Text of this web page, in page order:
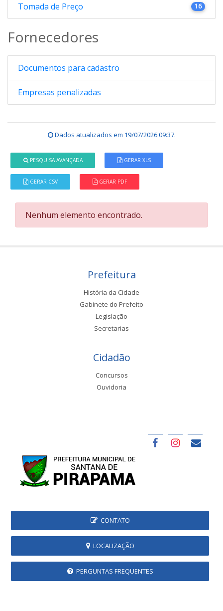
Tomada de Preço 16
Fornecedores
Documentos para cadastro
Empresas penalizadas
Dados atualizados em 19/07/2026 09:37.
PESQUISA AVANÇADA GERAR XLS
GERAR CSV GERAR PDF
Nenhum elemento encontrado.
Prefeitura
História da Cidade
Gabinete do Prefeito
Legislação
Secretarias
Cidadão
Concursos
Ouvidoria
CONTATO
LOCALIZAÇÃO
PERGUNTAS FREQUENTES